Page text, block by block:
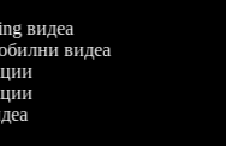
видеа
видеа